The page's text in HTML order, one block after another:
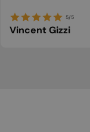
5/5
Vincent Gizzi